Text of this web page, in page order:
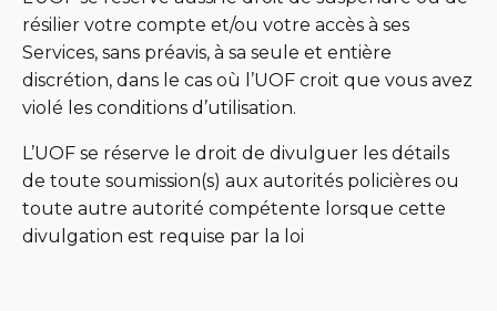
résilier votre compte et/ou votre accès à ses
Services, sans préavis, à sa seule et entière
discrétion, dans le cas où l’UOF croit que vous avez
violé les conditions d’utilisation.
L’UOF se réserve le droit de divulguer les détails
de toute soumission(s) aux autorités policières ou
toute autre autorité compétente lorsque cette
divulgation est requise par la loi